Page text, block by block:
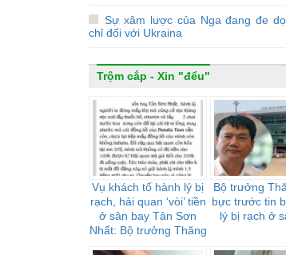
Sự xâm lược của Nga đang đe
chỉ đối với Ukraina
Trộm cắp - Xin "đểu"
Vụ khách tố hành lý bị
rạch, hải quan ‘vòi’ tiền
ở sân bay Tân Sơn
Nhất: Bộ trưởng Thăng
Bộ trưởng
bực trước tin
lý bị rạch ở